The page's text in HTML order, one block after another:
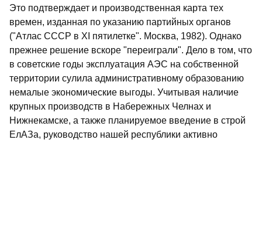
Это подтверждает и производственная карта тех
времен, изданная по указанию партийных органов
("Атлас СССР в XI пятилетке". Москва, 1982). Однако
прежнее решение вскоре "переиграли". Дело в том, что
в советские годы эксплуатация АЭС на собственной
территории сулила административному образованию
немалые экономические выгоды. Учитывая наличие
крупных производств в Набережных Челнах и
Нижнекамске, а также планируемое введение в строй
ЕлАЗа, руководство нашей республики активно